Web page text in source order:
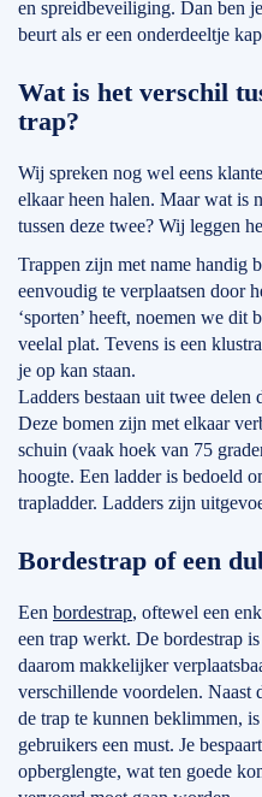
en spreidbeveiliging. Dan ben
beurt als er een onderdeeltje
Wat is het verschil
trap?
Wij spreken nog wel eens
elkaar heen halen. Maar wat is
tussen deze twee? Wij leggen
Trappen zijn met name handig
eenvoudig te verplaatsen door
‘sporten’ heeft, noemen we dit
veelal plat. Tevens is een
je op kan staan.
Ladders bestaan uit twee delen
Deze bomen zijn met elkaar
schuin (vaak hoek van 75
hoogte. Een ladder is bedoeld
trapladder. Ladders zijn
Bordestrap of een
Een bordestrap, oftewel een
een trap werkt. De bordestrap
daarom makkelijker
verschillende voordelen. Naast
de trap te kunnen beklimmen,
gebruikers een must. Je
opberglengte, wat ten goede